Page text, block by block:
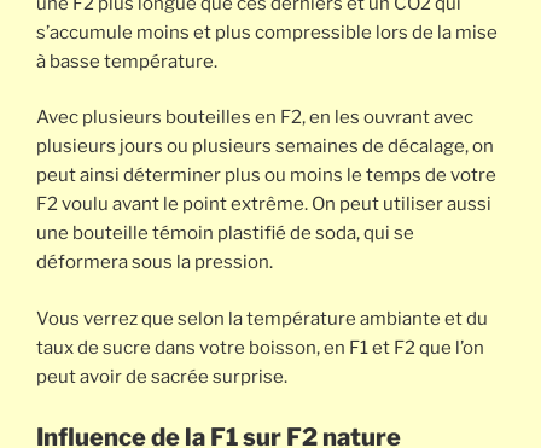
s’accumule moins et plus compressible lors de la mise
à basse température.
Avec plusieurs bouteilles en F2, en les ouvrant avec
plusieurs jours ou plusieurs semaines de décalage, on
peut ainsi déterminer plus ou moins le temps de votre
F2 voulu avant le point extrême. On peut utiliser aussi
une bouteille témoin plastifié de soda, qui se
déformera sous la pression.
Vous verrez que selon la température ambiante et du
taux de sucre dans votre boisson, en F1 et F2 que l’on
peut avoir de sacrée surprise.
Influence de la F1 sur F2 nature